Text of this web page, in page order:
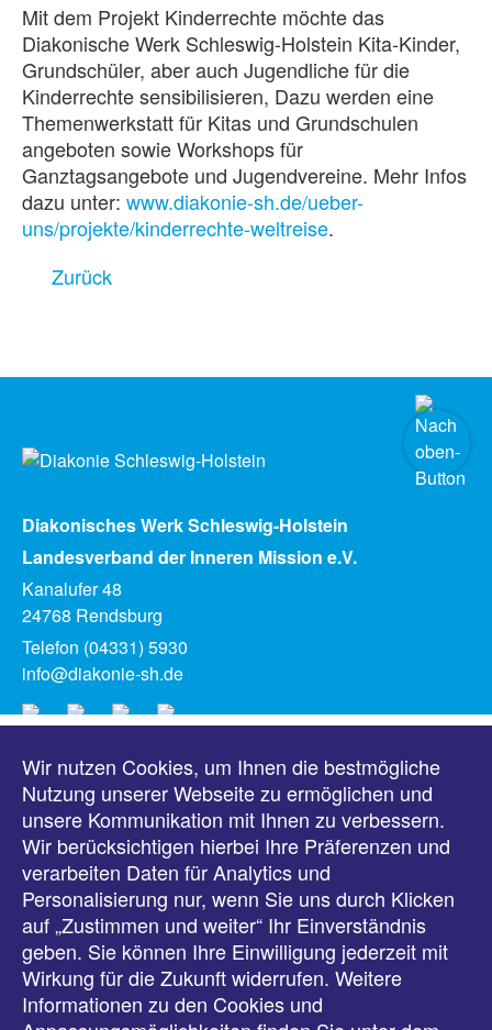
Mit dem Projekt Kinderrechte möchte das
Diakonische Werk Schleswig-Holstein Kita-Kinder,
Grundschüler, aber auch Jugendliche für die
Kinderrechte sensibilisieren, Dazu werden eine
Themenwerkstatt für Kitas und Grundschulen
angeboten sowie Workshops für
Ganztagsangebote und Jugendvereine. Mehr Infos
dazu unter: www.diakonie-sh.de/ueber-
uns/projekte/kinderrechte-weltreise.
Zurück
Diakonisches Werk Schleswig-Holstein
Landesverband der Inneren Mission e.V.
Kanalufer 48
24768 Rendsburg
Telefon (04331) 5930
info@diakonie-sh.de
Meldungen
Veranstaltungen
Downloads
Presse
Karriere
Wir nutzen Cookies, um Ihnen die bestmögliche
Nutzung unserer Webseite zu ermöglichen und
unsere Kommunikation mit Ihnen zu verbessern.
Wir berücksichtigen hierbei Ihre Präferenzen und
verarbeiten Daten für Analytics und
Personalisierung nur, wenn Sie uns durch Klicken
auf „Zustimmen und weiter“ Ihr Einverständnis
geben. Sie können Ihre Einwilligung jederzeit mit
Wirkung für die Zukunft widerrufen. Weitere
Informationen zu den Cookies und